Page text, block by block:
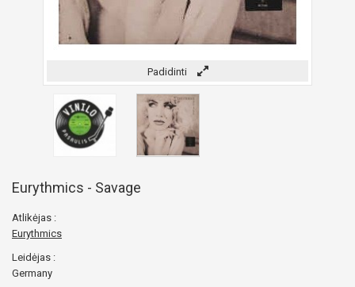
Padidinti
Eurythmics - Savage
Atlikėjas :
Eurythmics
Leidėjas :
Germany